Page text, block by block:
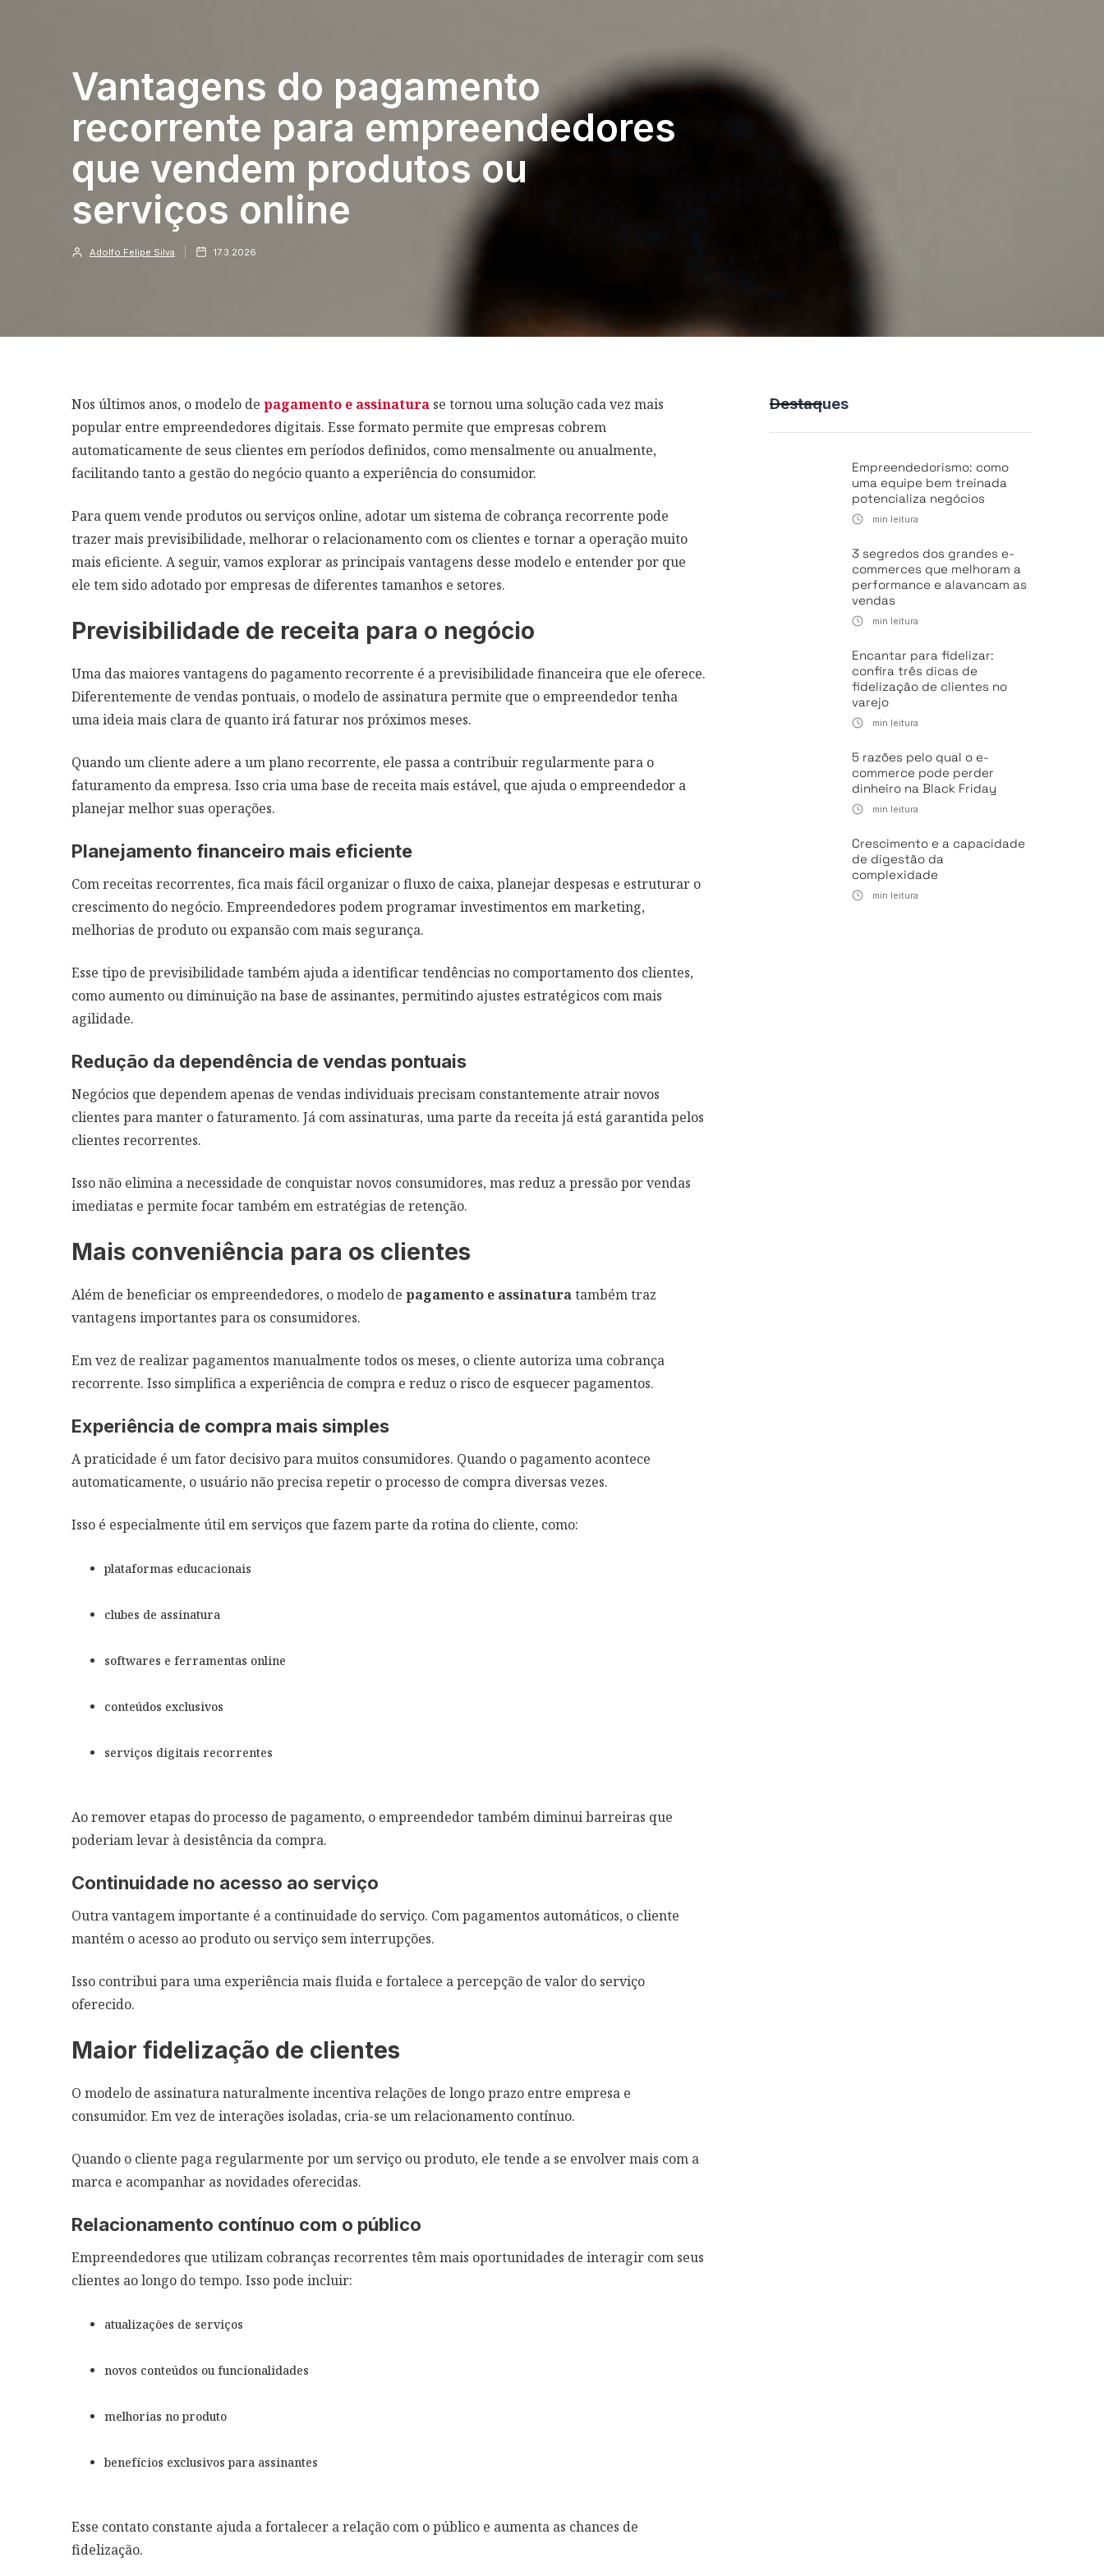
Vantagens do pagamento
recorrente para empreendedores
que vendem produtos ou
serviços online
Adolfo Felipe Silva 17.3.2026
Nos últimos anos, o modelo de pagamento e assinatura se tornou uma solução cada vez mais
popular entre empreendedores digitais. Esse formato permite que empresas cobrem
automaticamente de seus clientes em períodos definidos, como mensalmente ou anualmente,
facilitando tanto a gestão do negócio quanto a experiência do consumidor.
Para quem vende produtos ou serviços online, adotar um sistema de cobrança recorrente pode
trazer mais previsibilidade, melhorar o relacionamento com os clientes e tornar a operação muito
mais eficiente. A seguir, vamos explorar as principais vantagens desse modelo e entender por que
ele tem sido adotado por empresas de diferentes tamanhos e setores.
Previsibilidade de receita para o negócio
Uma das maiores vantagens do pagamento recorrente é a previsibilidade financeira que ele oferece.
Diferentemente de vendas pontuais, o modelo de assinatura permite que o empreendedor tenha
uma ideia mais clara de quanto irá faturar nos próximos meses.
Quando um cliente adere a um plano recorrente, ele passa a contribuir regularmente para o
faturamento da empresa. Isso cria uma base de receita mais estável, que ajuda o empreendedor a
planejar melhor suas operações.
Planejamento financeiro mais eficiente
Com receitas recorrentes, fica mais fácil organizar o fluxo de caixa, planejar despesas e estruturar o
crescimento do negócio. Empreendedores podem programar investimentos em marketing,
melhorias de produto ou expansão com mais segurança.
Esse tipo de previsibilidade também ajuda a identificar tendências no comportamento dos clientes,
como aumento ou diminuição na base de assinantes, permitindo ajustes estratégicos com mais
agilidade.
Redução da dependência de vendas pontuais
Negócios que dependem apenas de vendas individuais precisam constantemente atrair novos
clientes para manter o faturamento. Já com assinaturas, uma parte da receita já está garantida pelos
clientes recorrentes.
Isso não elimina a necessidade de conquistar novos consumidores, mas reduz a pressão por vendas
imediatas e permite focar também em estratégias de retenção.
Mais conveniência para os clientes
Além de beneficiar os empreendedores, o modelo de pagamento e assinaturatambém traz
vantagens importantes para os consumidores.
Em vez de realizar pagamentos manualmente todos os meses, o cliente autoriza uma cobrança
recorrente. Isso simplifica a experiência de compra e reduz o risco de esquecer pagamentos.
Experiência de compra mais simples
A praticidade é um fator decisivo para muitos consumidores. Quando o pagamento acontece
automaticamente, o usuário não precisa repetir o processo de compra diversas vezes.
Isso é especialmente útil em serviços que fazem parte da rotina do cliente, como:
plataformas educacionais
clubes de assinatura
softwares e ferramentas online
conteúdos exclusivos
serviços digitais recorrentes
Ao remover etapas do processo de pagamento, o empreendedor também diminui barreiras que
poderiam levar à desistência da compra.
Continuidade no acesso ao serviço
Outra vantagem importante é a continuidade do serviço. Com pagamentos automáticos, o cliente
mantém o acesso ao produto ou serviço sem interrupções.
Isso contribui para uma experiência mais fluida e fortalece a percepção de valor do serviço
oferecido.
Maior fidelização de clientes
O modelo de assinatura naturalmente incentiva relações de longo prazo entre empresa e
consumidor. Em vez de interações isoladas, cria-se um relacionamento contínuo.
Quando o cliente paga regularmente por um serviço ou produto, ele tende a se envolver mais com a
marca e acompanhar as novidades oferecidas.
Relacionamento contínuo com o público
Empreendedores que utilizam cobranças recorrentes têm mais oportunidades de interagir com seus
clientes ao longo do tempo. Isso pode incluir:
atualizações de serviços
novos conteúdos ou funcionalidades
melhorias no produto
benefícios exclusivos para assinantes
Esse contato constante ajuda a fortalecer a relação com o público e aumenta as chances de
fidelização.
Destaques
Empreendedorismo: como
uma equipe bem treinada
potencializa negócios
min leitura
3 segredos dos grandes e-
commerces que melhoram a
performance e alavancam as
vendas
min leitura
Encantar para fidelizar:
confira três dicas de
fidelização de clientes no
varejo
min leitura
5 razões pelo qual o e-
commerce pode perder
dinheiro na Black Friday
min leitura
Crescimento e a capacidade
de digestão da
complexidade
min leitura